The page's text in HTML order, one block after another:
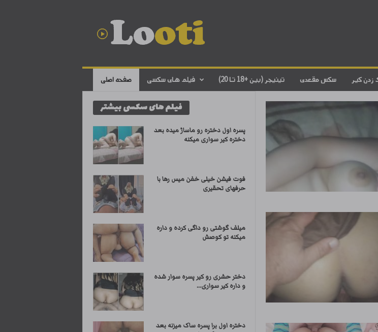
م
ی
صفحه اصلی فیلم های سکسی تینیجر (بین +18 تا 20) سکس مقعدی زدن کیر
فیلم های سکسی بیشتر
پسره اول دختره رو ماساژ میده بعد
دختره کیر سواری میکنه
فوت فیشن خیلی خفن میس رها با
حرفهای تحقیری
میلف گوشتی رو داگی کرده و داره
میکنه تو کوصش
دختر حشری رو کیر پسره سوار شده
و داره کیر سواری...
دختره اول برا پسره ساک میزنه بعد